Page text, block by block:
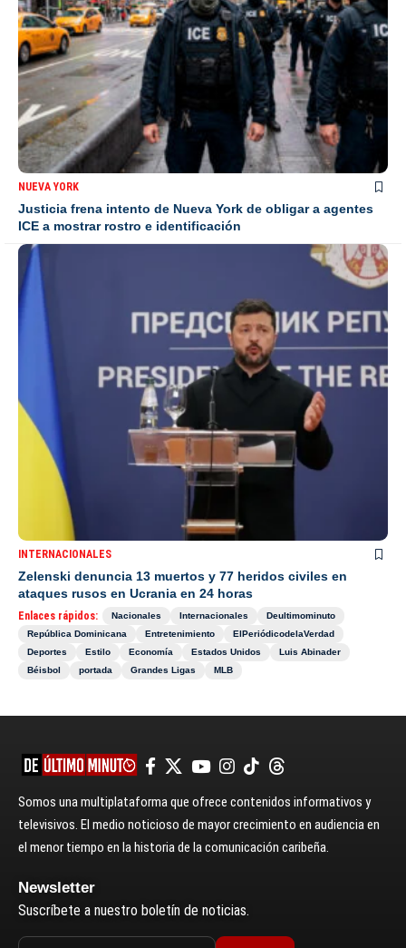
NUEVA YORK
Justicia frena intento de Nueva York de obligar a agentes
ICE a mostrar rostro e identificación
INTERNACIONALES
Zelenski denuncia 13 muertos y 77 heridos civiles en
ataques rusos en Ucrania en 24 horas
Enlaces rápidos: Nacionales Internacionales
Deultimominuto
República Dominicana
Entretenimiento
ElPeriódicodelaVerdad
Deportes
Estilo Economía Estados Unidos
Luis Abinader
Béisbol
portada Grandes Ligas MLB
Somos una multiplataforma que ofrece contenidos informativos y
televisivos. El medio noticioso de mayor crecimiento en audiencia en
el menor tiempo en la historia de la comunicación caribeña.
Newsletter
Suscríbete a nuestro boletín de noticias.